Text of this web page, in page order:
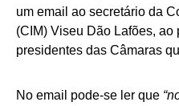
um email ao secretário da
(CIM) Viseu Dão Lafões,
presidentes das Câmaras
No email pode-se ler que